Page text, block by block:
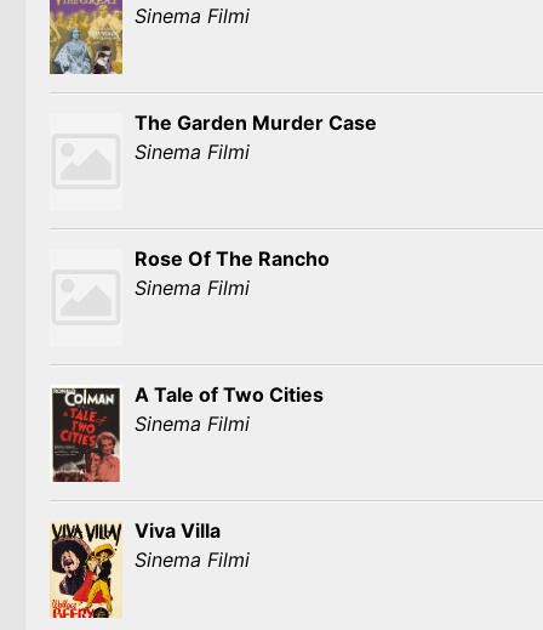
Sinema Filmi
The Garden Murder Case
Sinema Filmi
Rose Of The Rancho
Sinema Filmi
A Tale of Two Cities
Sinema Filmi
Viva Villa
Sinema Filmi